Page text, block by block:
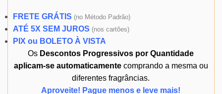
FRETE GRÁTIS (no Método Padrão)
ATÉ 5X SEM JUROS (nos cartões)
PIX ou BOLETO À VISTA
Os Descontos Progressivos por Quantidade
aplicam-se automaticamentecomprando a mesma ou
diferentes fragrâncias.
Aproveite! Pague menos e leve mais!